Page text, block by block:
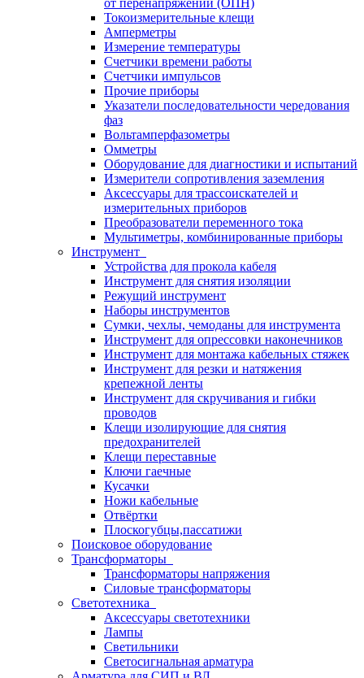
от перенапряжений (ОПН)
Токоизмерительные клещи
Амперметры
Измерение температуры
Счетчики времени работы
Счетчики импульсов
Прочие приборы
Указатели последовательности чередования
фаз
Вольтамперфазометры
Омметры
Оборудование для диагностики и испытаний
Измерители сопротивления заземления
Аксессуары для трассоискателей и
измерительных приборов
Преобразователи переменного тока
Мультиметры, комбинированные приборы
Инструмент
Устройства для прокола кабеля
Инструмент для снятия изоляции
Режущий инструмент
Наборы инструментов
Сумки, чехлы, чемоданы для инструмента
Инструмент для опрессовки наконечников
Инструмент для монтажа кабельных стяжек
Инструмент для резки и натяжения
крепежной ленты
Инструмент для скручивания и гибки
проводов
Клещи изолирующие для снятия
предохранителей
Клещи переставные
Ключи гаечные
Кусачки
Ножи кабельные
Отвёртки
Плоскогубцы,пассатижи
Поисковое оборудование
Трансформаторы
Трансформаторы напряжения
Силовые трансформаторы
Светотехника
Аксессуары светотехники
Лампы
Светильники
Светосигнальная арматура